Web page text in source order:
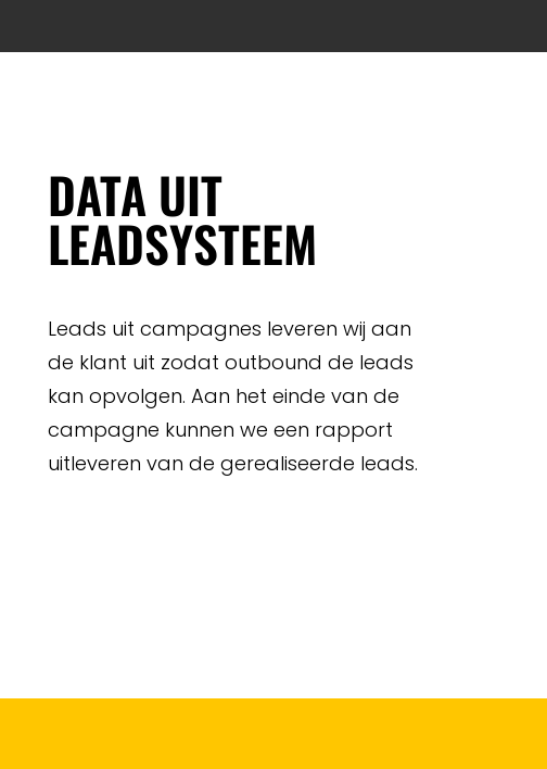
DATA UIT
LEADSYSTEEM
Leads uit campagnes leveren wij aan
de klant uit zodat outbound de leads
kan opvolgen. Aan het einde van de
campagne kunnen we een rapport
uitleveren van de gerealiseerde leads.